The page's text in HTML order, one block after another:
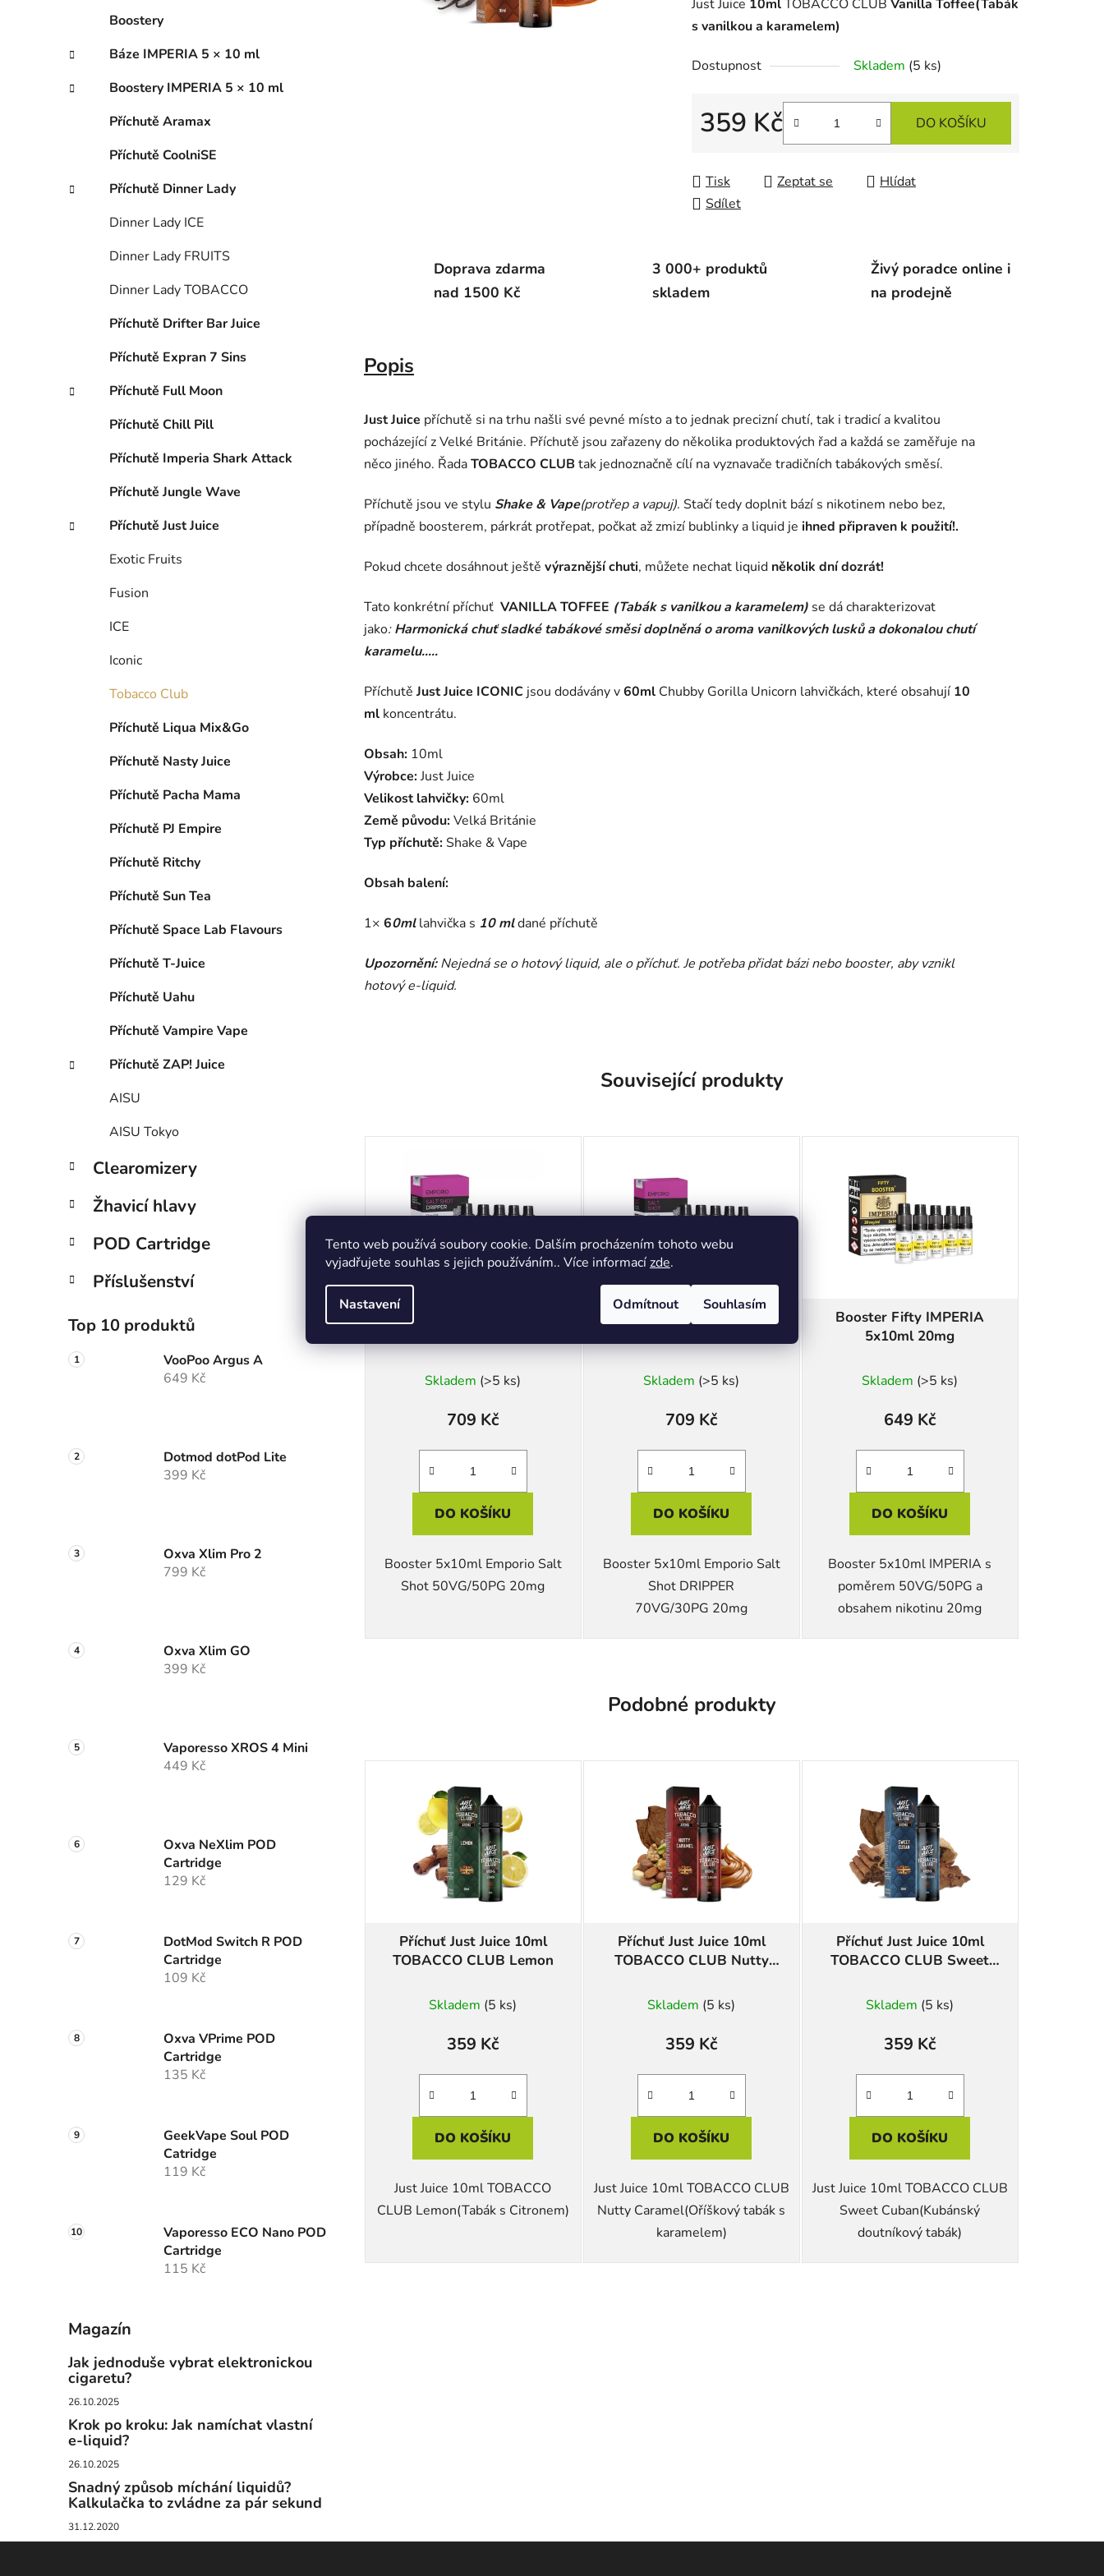
Tento web používá soubory cookie. Dalším procházením tohoto webu
vyjadřujete souhlas s jejich používáním.. Více informacízde.
Nastavení Odmítnout Souhlasím
n
e
Boostery
Báze IMPERIA 5 × 10 ml
Boostery IMPERIA 5 × 10 ml
Příchutě Aramax
Příchutě CoolniSE
Příchutě Dinner Lady
Dinner Lady ICE
Dinner Lady FRUITS
Dinner Lady TOBACCO
Příchutě Drifter Bar Juice
Příchutě Expran 7 Sins
Příchutě Full Moon
Příchutě Chill Pill
Příchutě Imperia Shark Attack
Příchutě Jungle Wave
Příchutě Just Juice
Exotic Fruits
Fusion
ICE
Iconic
Tobacco Club
Příchutě Liqua Mix&Go
Příchutě Nasty Juice
Příchutě Pacha Mama
Příchutě PJ Empire
Příchutě Ritchy
Příchutě Sun Tea
Příchutě Space Lab Flavours
Příchutě T-Juice
Příchutě Uahu
Příchutě Vampire Vape
Příchutě ZAP! Juice
AISU
AISU Tokyo
Clearomizery
Žhavicí hlavy
POD Cartridge
Příslušenství
Top 10 produktů
VooPoo Argus A
649 Kč
Dotmod dotPod Lite
399 Kč
Oxva Xlim Pro 2
799 Kč
Oxva Xlim GO
399 Kč
Vaporesso XROS 4 Mini
449 Kč
Oxva NeXlim POD
Cartridge
129 Kč
DotMod Switch R POD
Cartridge
109 Kč
Oxva VPrime POD
Cartridge
135 Kč
GeekVape Soul POD
Catridge
119 Kč
Vaporesso ECO Nano POD
Cartridge
115 Kč
Magazín
Jak jednoduše vybrat elektronickou
cigaretu?
26.10.2025
Krok po kroku: Jak namíchat vlastní
e-liquid?
26.10.2025
Snadný způsob míchání liquidů?
Kalkulačka to zvládne za pár sekund
31.12.2020
je
0,0
5
Just Juice 10mlTOBACCO CLUB Vanilla Toffee(Tabák
s vanilkou a karamelem)
Dostupnost Skladem (5 ks)
359 Kč DO KOŠÍKU
Tisk Zeptat se
Hlídat
Sdílet
Doprava zdarma
nad 1500 Kč
3 000+ produktů
skladem
Živý poradce online i
na prodejně
Popis
Just Juice příchutě si na trhu našli své pevné místo a to jednak precizní chutí, tak i tradicí a kvalitou
pocházející zVelké Británie. Příchutě jsou zařazeny do několika produktových řad a každá se zaměřuje na
něco jiného. ŘadaTOBACCO CLUBtak jednoznačně cílí na vyznavače tradičních tabákových směsí.
Příchutě jsou ve stylu Shake & Vape(protřep a vapuj). Stačí tedy doplnit bází s nikotinem nebo bez,
případně boosterem, párkrát protřepat, počkat až zmizí bublinky a liquid je ihned připraven k použití!.
Pokud chcete dosáhnout ještě výraznější chuti, můžete nechat liquid několik dní dozrát!
Tato konkrétní příchuť VANILLA TOFFEE (Tabák s vanilkou a karamelem) se dá charakterizovat
jako: Harmonická chuť sladké tabákové směsi doplněná o aroma vanilkových lusků a dokonalou chutí
karamelu.....
Příchutě Just Juice ICONIC jsou dodávány v60ml Chubby Gorilla Unicorn lahvičkách, které obsahují 10
ml koncentrátu.
Obsah: 10ml
Výrobce:Just Juice
Velikost lahvičky: 60ml
Země původu:Velká Británie
Typ příchutě:Shake & Vape
Obsah balení:
1× 60ml lahvička s 10 mldané příchutě
Upozornění: Nejedná se o hotový liquid, ale o příchuť. Je potřeba přidat bázi nebo booster, aby vznikl
hotový e-liquid.
Související produkty
Emporio Salt Shot 20mg
Skladem (>5 ks)
709 Kč
DO KOŠÍKU
Booster 5x10ml Emporio Salt
Shot 50VG/50PG 20mg
Emporio Salt Shot DRIPPER
Skladem (>5 ks)
709 Kč
DO KOŠÍKU
Booster 5x10ml Emporio Salt
Shot DRIPPER
70VG/30PG 20mg
Booster Fifty IMPERIA
5x10ml 20mg
Skladem (>5 ks)
649 Kč
DO KOŠÍKU
Booster 5x10ml IMPERIA s
poměrem 50VG/50PG a
obsahem nikotinu 20mg
Podobné produkty
Příchuť Just Juice 10ml
TOBACCO CLUB Lemon
Skladem (5 ks)
359 Kč
DO KOŠÍKU
Just Juice 10ml TOBACCO
CLUB Lemon(Tabák s Citronem)
Příchuť Just Juice 10ml
TOBACCO CLUB Nutty
Skladem (5 ks)
359 Kč
DO KOŠÍKU
Just Juice 10ml TOBACCO CLUB
Nutty Caramel(Oříškový tabák s
karamelem)
Příchuť Just Juice 10ml
TOBACCO CLUB Sweet
Skladem (5 ks)
359 Kč
DO KOŠÍKU
Just Juice 10ml TOBACCO CLUB
Sweet Cuban(Kubánský
doutníkový tabák)